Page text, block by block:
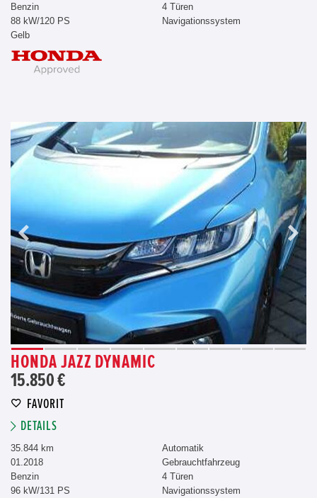
Benzin
88 kW/120 PS
Gelb
4 Türen
Navigationssystem
HONDA JAZZ DYNAMIC
15.850 €
FAVORIT
DETAILS
35.844 km
01.2018
Benzin
96 kW/131 PS
Automatik
Gebrauchtfahrzeug
4 Türen
Navigationssystem